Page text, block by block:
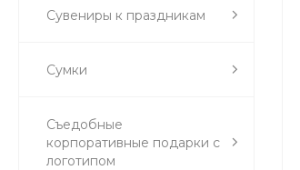
Сувениры к праздникам
Сумки
Съедобные
корпоративные подарки с
логотипом